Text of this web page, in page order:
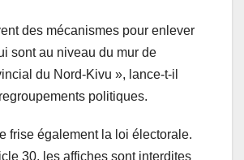
des mécanismes pour enlever
sont au niveau du mur de
du Nord-Kivu », lance-t-il
politiques.
frise également la loi électorale.
30, les affiches sont interdites